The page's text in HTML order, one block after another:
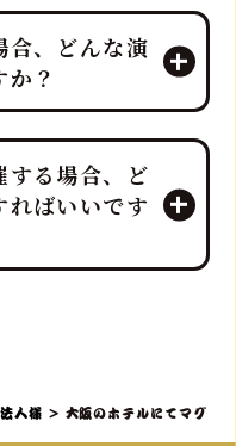
」にお任せくだ
タッフ様のお手
ベントに集中し
ポート体制で臨
しをコンセプ
演出だけでな
てを対応させ
合、どんな演
？
BGM・音響で
ョーとなり、
「マグロ解体シ
最高の食体
じて、会場の話
する場合、ど
ればいいです
トや、忘年会・
法人様 > 大阪のホテルにてマグ